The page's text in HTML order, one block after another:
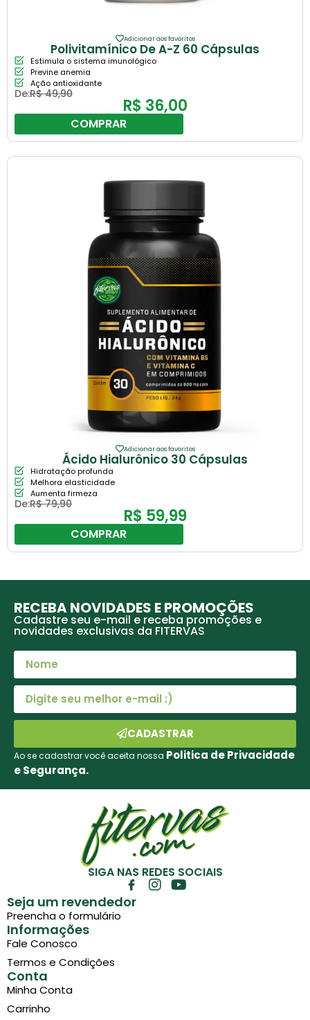
Adicionar aos favoritos
Polivitamínico De A-Z 60 Cápsulas
Estimula o sistema imunológico
Previne anemia
Ação antioxidante
De:R$49,90
R$ 36,00
COMPRAR
Adicionar aos favoritos
Ácido Hialurônico 30 Cápsulas
Hidratação profunda
Melhora elasticidade
Aumenta firmeza
De:R$79,90
R$ 59,99
COMPRAR
RECEBA NOVIDADES E PROMOÇÕES
Cadastre seu e-mail e receba promoções e
novidades exclusivas da FITERVAS
CADASTRAR
Ao se cadastrar você aceita nossa Politica de Privacidade
e Segurança.
SIGA NAS REDES SOCIAIS
Seja um revendedor
Preencha o formulário
Informações
Fale Conosco
Termos e Condições
Conta
Minha Conta
Carrinho